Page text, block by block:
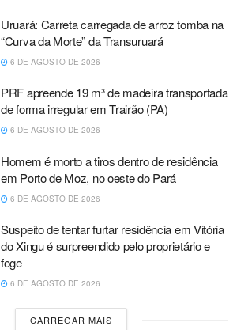
Uruará: Carreta carregada de arroz tomba na
“Curva da Morte” da Transuruará
6 DE AGOSTO DE 2026
PRF apreende 19 m³ de madeira transportada
de forma irregular em Trairão (PA)
6 DE AGOSTO DE 2026
Homem é morto a tiros dentro de residência
em Porto de Moz, no oeste do Pará
6 DE AGOSTO DE 2026
Suspeito de tentar furtar residência em Vitória
do Xingu é surpreendido pelo proprietário e
foge
6 DE AGOSTO DE 2026
CARREGAR MAIS